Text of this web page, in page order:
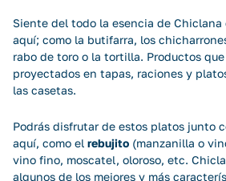
Siente del todo la esencia de
aquí; como la butifarra, los
rabo de toro o la tortilla. Productos
proyectados en tapas, raciones y
las casetas.
Podrás disfrutar de estos platos junto
aquí, como el rebujito (manzanilla o
vino fino, moscatel, oloroso, etc.
algunos de los mejores y más